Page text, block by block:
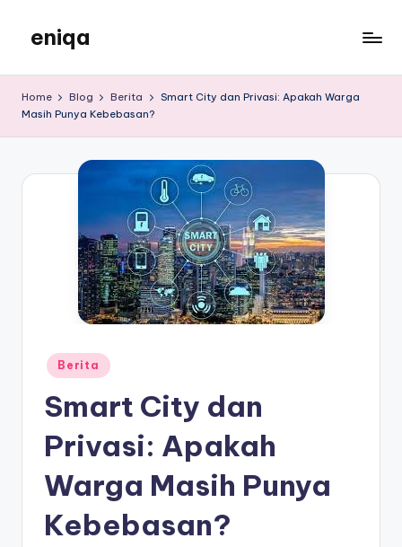
content
eniqa
Home Blog Berita
Smart City dan Privasi: Apakah Warga
Masih Punya Kebebasan?
Posted
in
Berita
Smart City dan
Privasi: Apakah
Warga Masih Punya
Kebebasan?